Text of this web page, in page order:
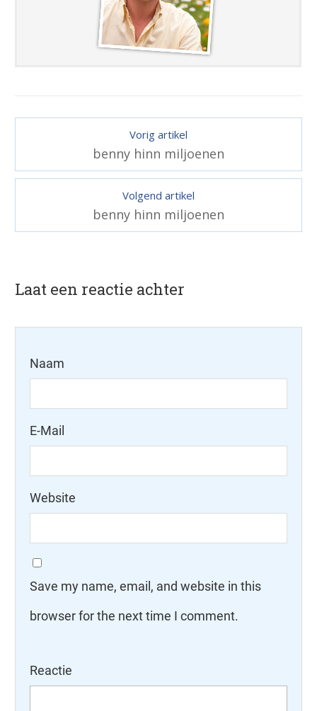
Vorig artikel
benny hinn miljoenen
Volgend artikel
benny hinn miljoenen
Laat een reactie achter
Naam
E-Mail
Website
Save my name, email, and website in this
browser for the next time I comment.
Reactie